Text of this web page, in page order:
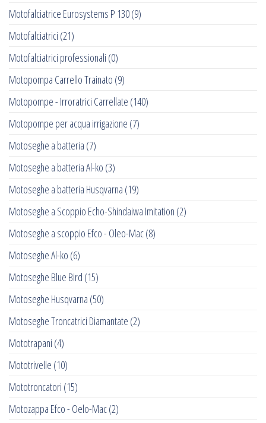
Motofalciatrice Eurosystems P 130(9)
Motofalciatrici (21)
Motofalciatrici professionali (0)
Motopompa Carrello Trainato (9)
Motopompe - Irroratrici Carrellate (140)
Motopompe per acqua irrigazione (7)
Motoseghe a batteria (7)
Motoseghe a batteria Al-ko (3)
Motoseghe a batteria Husqvarna (19)
Motoseghe a Scoppio Echo-Shindaiwa Imitation (2)
Motoseghe a scoppio Efco - Oleo-Mac(8)
Motoseghe Al-ko (6)
Motoseghe Blue Bird (15)
Motoseghe Husqvarna (50)
Motoseghe Troncatrici Diamantate (2)
Mototrapani (4)
Mototrivelle (10)
Mototroncatori (15)
Motozappa Efco - Oelo-Mac(2)